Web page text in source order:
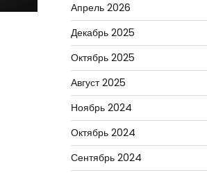
Апрель 2026
Декабрь 2025
Октябрь 2025
Август 2025
Ноябрь 2024
Октябрь 2024
Сентябрь 2024